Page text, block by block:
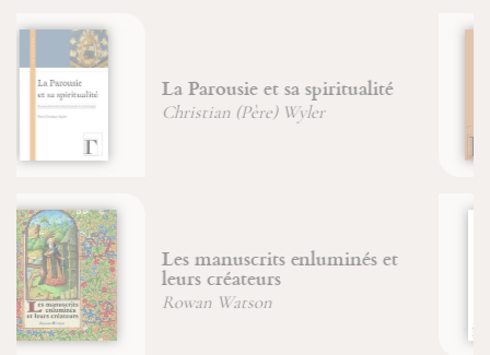
Pétrir la pierre
David-Maria Turoldo
Livre des subtilités des
créatures de diverses natures -
Physica
Sainte Hildegarde de Bingen